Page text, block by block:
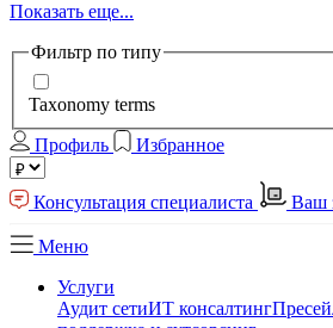
Показать еще...
Фильтр по типу
Taxonomy terms
Профиль
Избранное
Консультация специалиста Ваш
Меню
Услуги
Аудит сетиИТ консалтинг